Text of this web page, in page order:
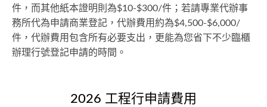
件，而其他紙本證明則為$10-$300/件；若請專業代辦事
務所代為申請商業登記，代辦費用約為$4,500-$6,000/
件，代辦費用包含所有必要支出，更能為您省下不少臨櫃
辦理行號登記申請的時間。
2026 工程行申請費用